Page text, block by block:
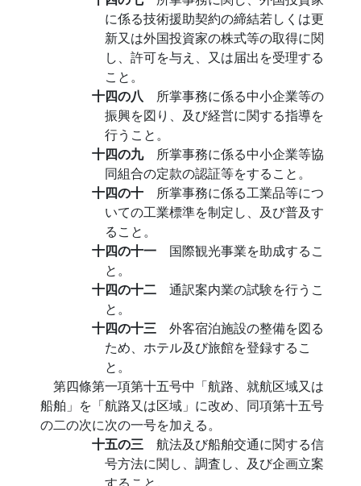
に係る技術援助契約の締結若しくは更
新又は外国投資家の株式等の取得に関
し、許可を与え、又は届出を受理する
こと。
十四の八 所掌事務に係る中小企業等の
振興を図り、及び経営に関する指導を
行うこと。
十四の九 所掌事務に係る中小企業等協
同組合の定款の認証等をすること。
十四の十 所掌事務に係る工業品等につ
いての工業標準を制定し、及び普及す
ること。
十四の十一 国際観光事業を助成するこ
と。
十四の十二 通訳案内業の試験を行うこ
と。
十四の十三 外客宿泊施設の整備を図る
ため、ホテル及び旅館を登録するこ
と。
第四條第一項第十五号中「航路、就航区域又は
船舶」を「航路又は区域」に改め、同項第十五号
の二の次に次の一号を加える。
十五の三 航法及び船舶交通に関する信
号方法に関し、調査し、及び企画立案